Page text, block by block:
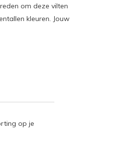
om deze vilten
kleuren. Jouw
op je